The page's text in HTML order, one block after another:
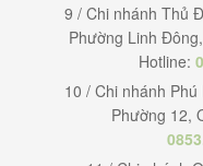
9 / Chi nhánh Thủ
Phường Linh
Hotline:
10 / Chi nhánh
Phường 12,